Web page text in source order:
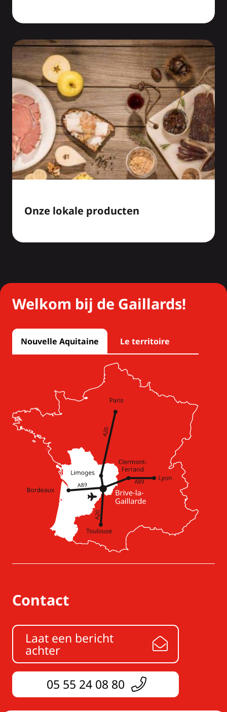
Onze lokale producten
Welkom bij de Gaillards!
Nouvelle Aquitaine Le territoire
Contact
Laat een bericht
achter
05 55 24 08 80